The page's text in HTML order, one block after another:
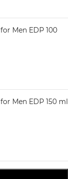
Men EDP 100
Men EDP 150 ml